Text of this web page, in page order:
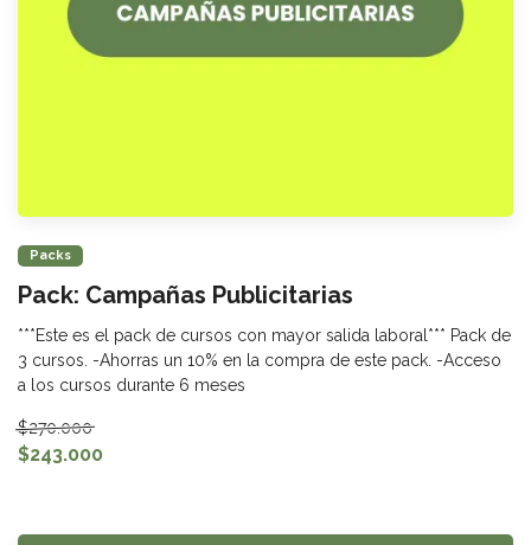
Packs
Pack: Campañas Publicitarias
***Este es el pack de cursos con mayor salida laboral*** Pack de
3 cursos. -Ahorras un 10% en la compra de este pack. -Acceso
a los cursos durante 6 meses
$270.000
$243.000